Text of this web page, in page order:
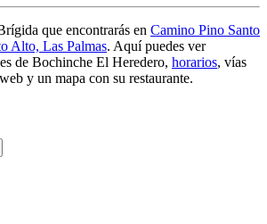
que encontrarás en Camino Pino Santo
Alto, Las Palmas. Aquí puedes ver
de Bochinche El Heredero, horarios, vías
y un mapa con su restaurante.